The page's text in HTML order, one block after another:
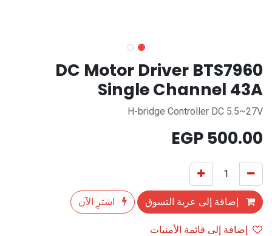
DC Motor Driver BTS7960
Single Channel 43A
H-bridge Controller DC 5.5~27V
500.00
إضافة إلى عربة التسوق
اشترِ الآن
إضافة إلى قائمة الأمنيات